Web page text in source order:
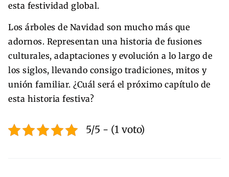
esta festividad global.
Los árboles de Navidad son mucho más que
adornos. Representan una historia de fusiones
culturales, adaptaciones y evolución a lo largo de
los siglos, llevando consigo tradiciones, mitos y
unión familiar. ¿Cuál será el próximo capítulo de
esta historia festiva?
5/5 - (1 voto)